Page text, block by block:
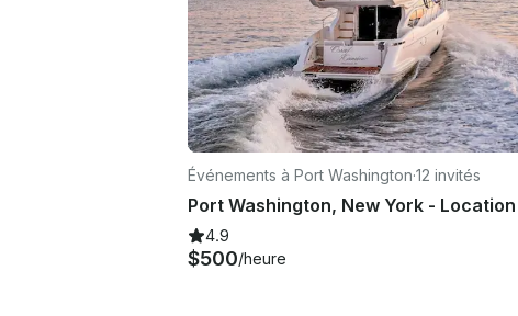
Événements à Port Washington·12 invités
4.9
$500/heure